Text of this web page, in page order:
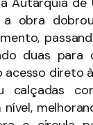
a obra
duas para
acesso direto
calçadas
nível,